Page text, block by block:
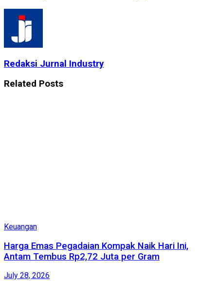
Redaksi Jurnal Industry
Related Posts
Keuangan
Harga Emas Pegadaian Kompak Naik Hari Ini,
Antam Tembus Rp2,72 Juta per Gram
July 28, 2026